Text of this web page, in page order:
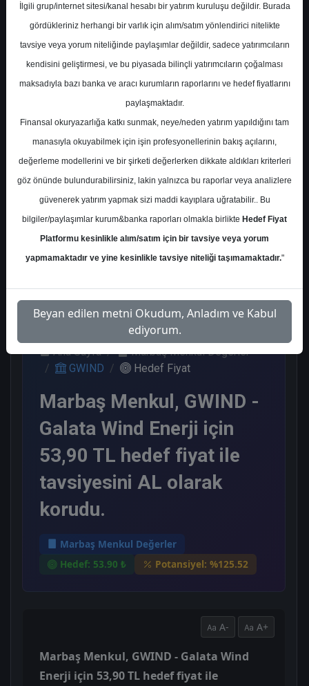
En Yüksek Tahmin
Ortalama Fiyat Tahmini
Ortalama Getiri Potansiyeli
Kurum Sayısı
3
1
Get.
1
Get.
1
Ana Sayfa
Marbaş Menkul Değerler
GWIND
Hedef Fiyat
Marbaş Menkul, GWIND -
Galata Wind Enerji için
53,90 TL hedef fiyat ile
tavsiyesini AL olarak
korudu.
Marbaş Menkul Değerler
Hedef: 53.90 ₺
Potansiyel: %125.52
A- A+
Marbaş Menkul, GWIND - Galata Wind
Enerji için 53,90 TL hedef fiyat ile
İlgili grup/internet sitesi/kanal hesabı bir yatırım kuruluşu değildir. Burada
gördükleriniz herhangi bir varlık için alım/satım yönlendirici nitelikte
tavsiye veya yorum niteliğinde paylaşımlar değildir, sadece yatırımcıların
kendisini geliştirmesi, ve bu piyasada bilinçli yatırımcıların çoğalması
maksadıyla bazı banka ve aracı kurumların raporlarını ve hedef fiyatlarını
paylaşmaktadır.
Finansal okuryazarlığa katkı sunmak, neye/neden yatırım yapıldığını tam
manasıyla okuyabilmek için işin profesyonellerinin bakış açılarını,
değerleme modellerini ve bir şirketi değerlerken dikkate aldıkları kriterleri
göz önünde bulundurabilirsiniz, lakin yalnızca bu raporlar veya analizlere
güvenerek yatırım yapmak sizi maddi kayıplara uğratabilir.. Bu
bilgiler/paylaşımlar kurum&banka raporları olmakla birlikte Hedef Fiyat
Platformu kesinlikle alım/satım için bir tavsiye veya yorum
yapmamaktadır ve yine kesinlikle tavsiye niteliği taşımamaktadır."
Beyan edilen metni Okudum, Anladım ve Kabul
ediyorum.